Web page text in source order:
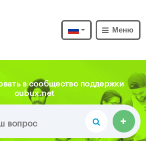
Меню
в сообщество поддержки
cubux.net